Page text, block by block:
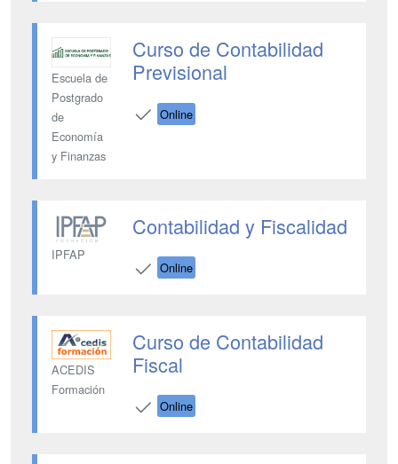
Escuela de
Postgrado
de
Economía
y Finanzas
Curso de Contabilidad
Previsional
Online
IPFAP
Contabilidad y Fiscalidad
Online
ACEDIS
Formación
Curso de Contabilidad
Fiscal
Online